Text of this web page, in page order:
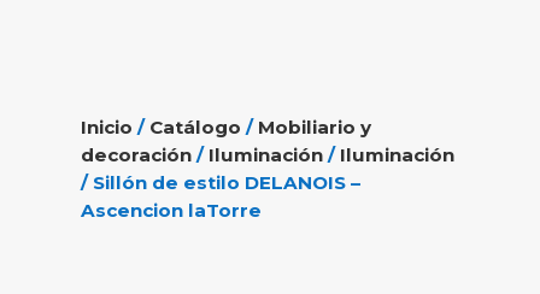
Inicio / Catálogo / Mobiliario y
decoración / Iluminación / Iluminación
/ Sillón de estilo DELANOIS –
Ascencion laTorre